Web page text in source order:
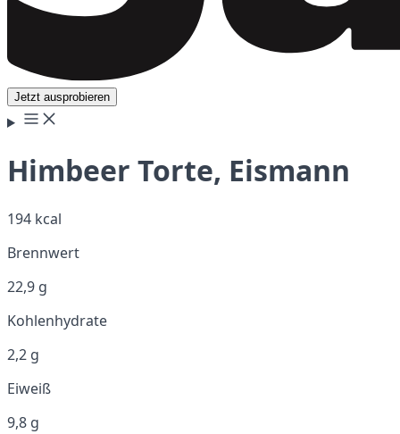
Jetzt ausprobieren
Himbeer Torte, Eismann
194 kcal
Brennwert
22,9 g
Kohlenhydrate
2,2 g
Eiweiß
9,8 g